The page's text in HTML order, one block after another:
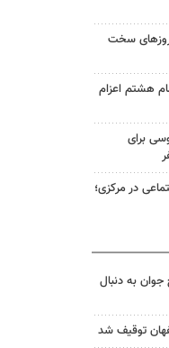
روزهای سخت
هشتم اعزام
برای
در مرکزی؛
به دنبال